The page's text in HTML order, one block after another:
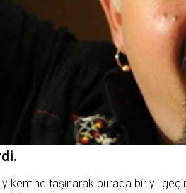
kentine taşınarak burada bir yıl